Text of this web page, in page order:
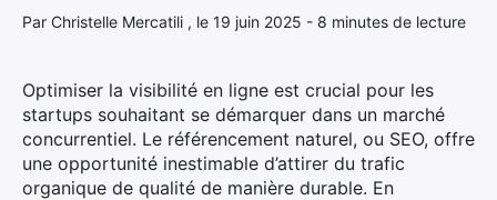
Par Christelle Mercatili , le 19 juin 2025 - 8 minutes de lecture
Optimiser la visibilité en ligne est crucial pour les
startups souhaitant se démarquer dans un marché
concurrentiel. Le référencement naturel, ou SEO, offre
une opportunité inestimable d’attirer du trafic
organique de qualité de manière durable. En